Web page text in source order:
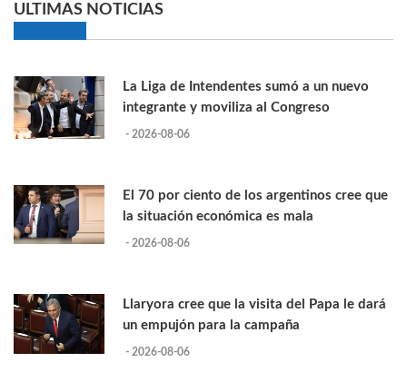
ULTIMAS NOTICIAS
La Liga de Intendentes sumó a un nuevo
integrante y moviliza al Congreso
- 2026-08-06
El 70 por ciento de los argentinos cree que
la situación económica es mala
- 2026-08-06
Llaryora cree que la visita del Papa le dará
un empujón para la campaña
- 2026-08-06